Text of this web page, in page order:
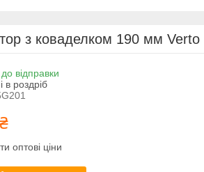
з коваделком 190 мм Verto
відправки
в роздріб
оптові ціни